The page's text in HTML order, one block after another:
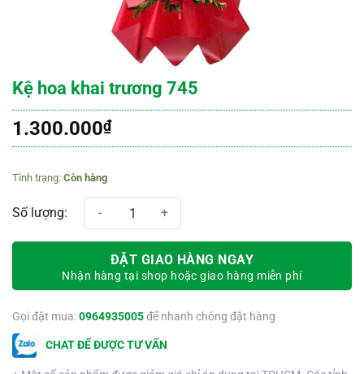
Kệ hoa khai trương 745
1.300.000₫
Còn hàng
Kệ hoa khai trương 745 số lượng
ĐẶT GIAO HÀNG NGAY
Nhận hàng tại shop hoặc giao hàng miễn phí
Gọi đặt mua:0964935005để nhanh chóng đặt hàng
CHAT ĐỂ ĐƯỢC TƯ VẤN